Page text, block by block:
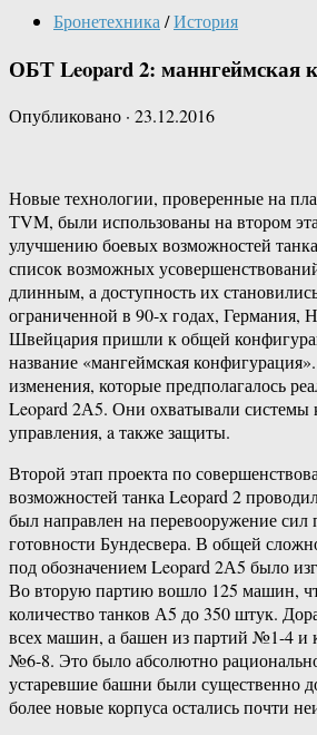
Бронетехника /История
ОБТ Leopard 2: маннгеймская
Опубликовано · 23.12.2016
Новые технологии, проверенные на
ТVM, были использованы на втором
улучшению боевых возможностей
список возможных
длинным, а доступность их
ограниченной в 90-х годах, Германия,
Швейцария пришли к общей
название «мангеймская
изменения, которые предполагалось
Leopard 2А5. Они охватывали системы
управления, a также защиты.
Второй этап проекта по
возможностей танка Leopard 2
был направлен на перевооружение сил
готовности Бундесвера. В общей
под обозначением Leopard 2А5 было
Во вторую партию вошло 125 машин,
количество танков А5 до 350 штук.
всех машин, а башен из партий №1-4 и
№6-8. Это было абсолютно
устаревшие башни были существенно
более новые корпуса остались почти